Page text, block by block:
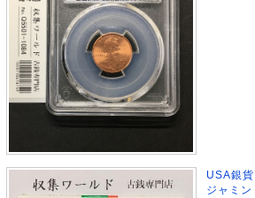
USA銀
ジャミ